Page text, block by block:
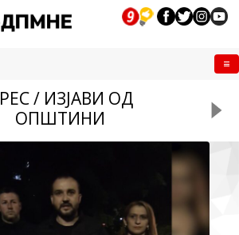
/ ИЗЈАВИ ОД
ОПШТИНИ